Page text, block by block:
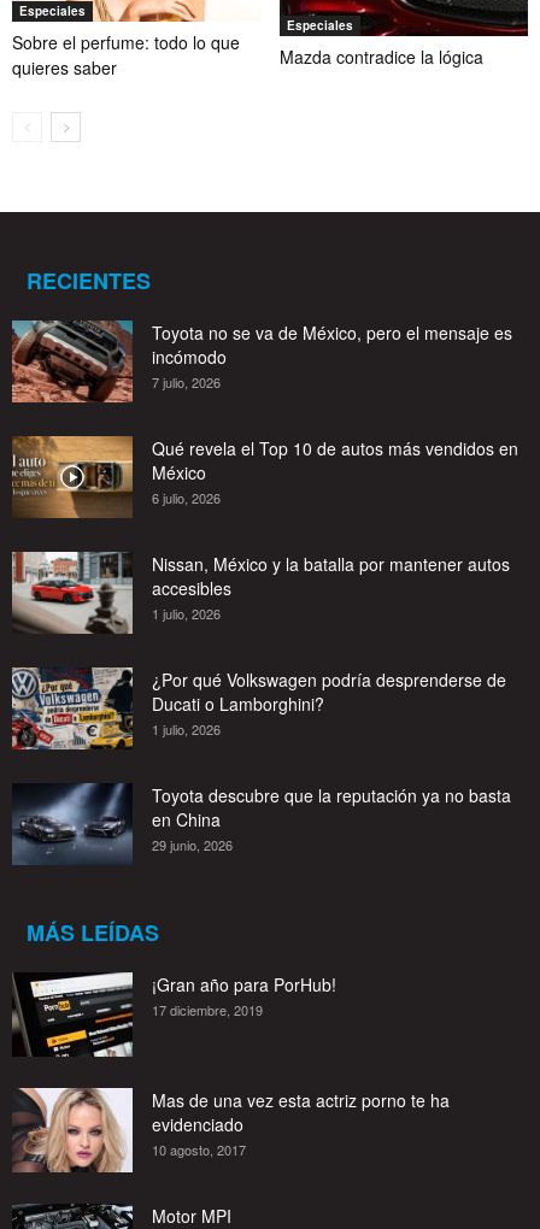
Especiales
Sobre el perfume: todo lo que
quieres saber
Especiales
Mazda contradice la lógica
RECIENTES
Toyota no se va de México, pero el mensaje es
incómodo
7 julio, 2026
Qué revela el Top 10 de autos más vendidos en
México
6 julio, 2026
Nissan, México y la batalla por mantener autos
accesibles
1 julio, 2026
¿Por qué Volkswagen podría desprenderse de
Ducati o Lamborghini?
1 julio, 2026
Toyota descubre que la reputación ya no basta
en China
29 junio, 2026
MÁS LEÍDAS
¡Gran año para PorHub!
17 diciembre, 2019
Mas de una vez esta actriz porno te ha
evidenciado
10 agosto, 2017
Motor MPI